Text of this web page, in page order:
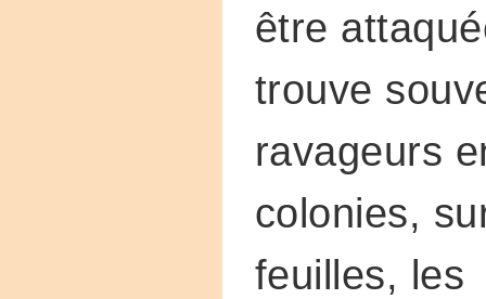
être
trouve
ravageurs
colonies,
feuilles, les